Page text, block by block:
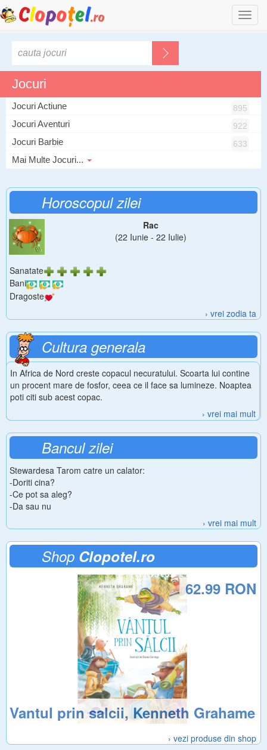
Jocuri
Jocuri Actiune 895
Jocuri Aventuri 922
Jocuri Barbie 633
Mai Multe Jocuri...
Horoscopul zilei
Rac
(22 Iunie - 22 Iulie)
Sanatate
Bani
Dragoste
› vrei zodia ta
Cultura generala
In Africa de Nord creste copacul necuratului. Scoarta lui contine
un procent mare de fosfor, ceea ce il face sa lumineze. Noaptea
poti citi sub acest copac.
› vrei mai mult
Bancul zilei
Stewardesa Tarom catre un calator:
-Doriti cina?
-Ce pot sa aleg?
-Da sau nu
› vrei mai mult
Shop Clopotel.ro
Vantul prin salcii, Kenneth Grahame
62.99 RON
› vezi produse din shop